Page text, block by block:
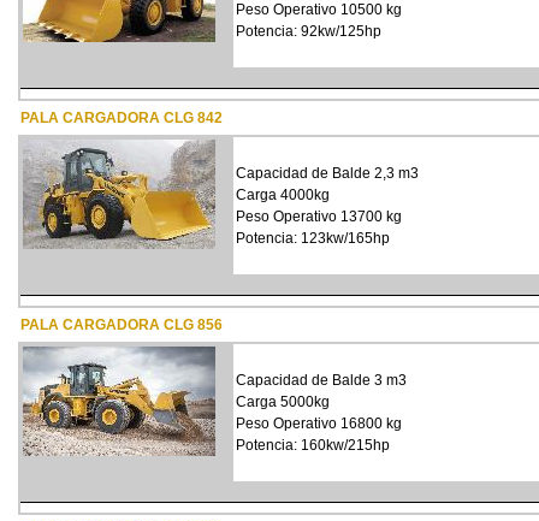
Peso Operativo 10500 kg
Potencia: 92kw/125hp
PALA CARGADORA CLG 842
Capacidad de Balde 2,3 m3
Carga 4000kg
Peso Operativo 13700 kg
Potencia: 123kw/165hp
PALA CARGADORA CLG 856
Capacidad de Balde 3 m3
Carga 5000kg
Peso Operativo 16800 kg
Potencia: 160kw/215hp